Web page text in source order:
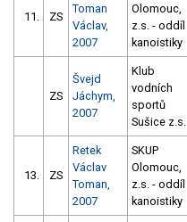
11. ZS
Toman
Václav,
2007
Olomouc,
z.s. - oddíl
kanoistiky
ZS
Švejd
Jáchym,
2007
Klub
vodních
sportů
Sušice z.s.
13. ZS
Retek
Václav
Toman,
2007
SKUP
Olomouc,
z.s. - oddíl
kanoistiky